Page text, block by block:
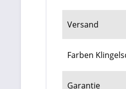
Versand
Farben
Garantie